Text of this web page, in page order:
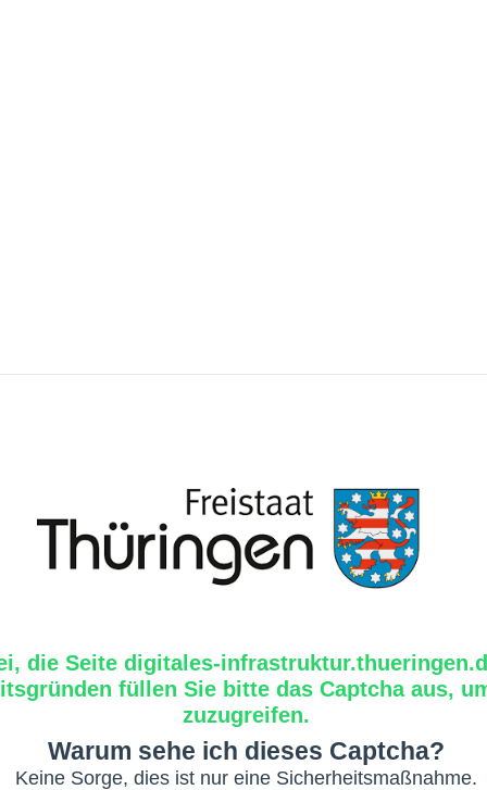
die Seite digitales-
füllen Sie bitte das Captcha aus,
zuzugreifen.
Warum sehe ich dieses Captcha?
Keine Sorge, dies ist nur eine Sicherheitsmaßnahme.